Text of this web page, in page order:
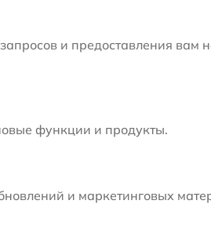
и предоставления вам
функции и продукты.
и маркетинговых